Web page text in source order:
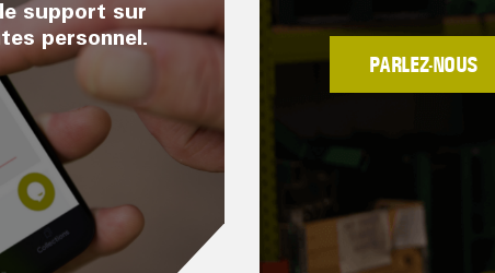
support sur
personnel.
PARLEZ-NOUS